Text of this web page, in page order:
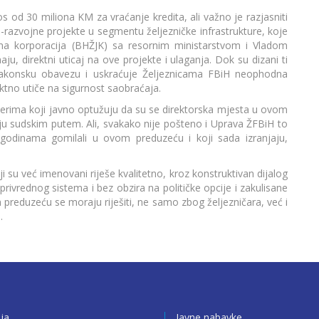
od 30 miliona KM za vraćanje kredita, ali važno je razjasniti
projekte u segmentu željezničke infrastrukture, koje
korporacija (BHŽJK) sa resornim ministarstvom i Vladom
direktni uticaj na ove projekte i ulaganja. Dok su dizani ti
obavezu i uskraćuje Željeznicama FBiH neophodna
utiče na sigurnost saobraćaja.
koji javno optužuju da su se direktorska mjesta u ovom
sudskim putem. Ali, svakako nije pošteno i Uprava ŽFBiH to
gomilali u ovom preduzeću i koji sada izranjaju,
su već imenovani riješe kvalitetno, kroz konstruktivan dijalog
sistema i bez obzira na političke opcije i zakulisane
se moraju riješiti, ne samo zbog željezničara, već i